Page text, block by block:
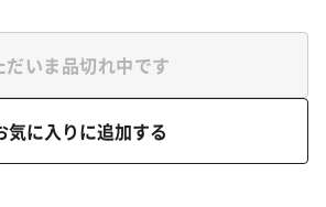
だいま品切れ中です
気に入りに追加する